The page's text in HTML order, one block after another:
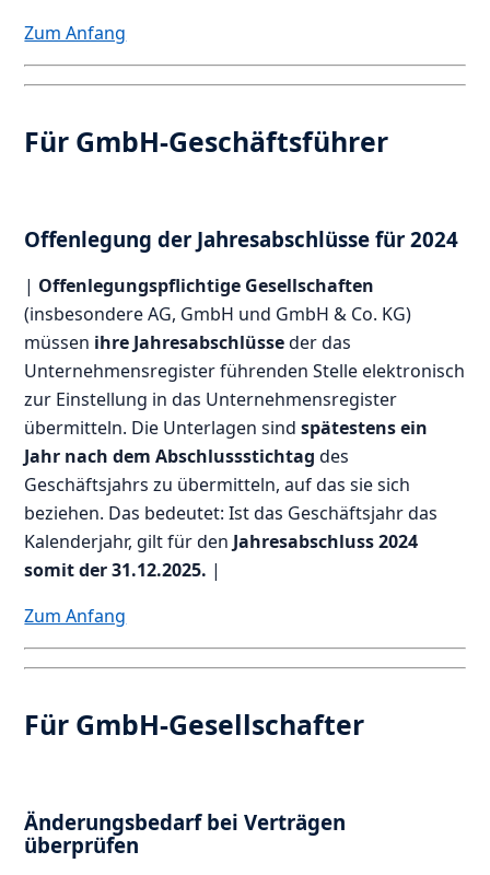
Zum Anfang
Für GmbH-Geschäftsführer
Offenlegung der Jahresabschlüsse für 2024
| Offenlegungspflichtige Gesellschaften
(insbesondere AG, GmbH und GmbH & Co. KG)
müssen ihre Jahresabschlüsseder das
Unternehmensregister führenden Stelle elektronisch
zur Einstellung in das Unternehmensregister
übermitteln. Die Unterlagen sindspätestens ein
Jahr nach dem Abschlussstichtag des
Geschäftsjahrs zu übermitteln, auf das sie sich
beziehen. Das bedeutet: Ist das Geschäftsjahr das
Kalenderjahr, gilt für den Jahresabschluss 2024
somit der 31.12.2025. |
Zum Anfang
Für GmbH-Gesellschafter
Änderungsbedarf bei Verträgen
überprüfen